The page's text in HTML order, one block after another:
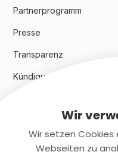
Partnerprogramm
Presse
Transparenz
Kündigungsindex 2024
Rechtliches
Wir
Wir setzen Cookies
Webseiten zu